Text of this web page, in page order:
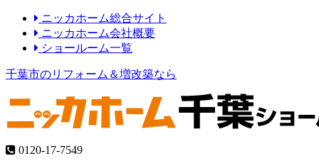
ニッカホーム総合サイト
ニッカホーム会社概要
ショールーム一覧
千葉市のリフォーム＆増改築なら
0120-17-7549